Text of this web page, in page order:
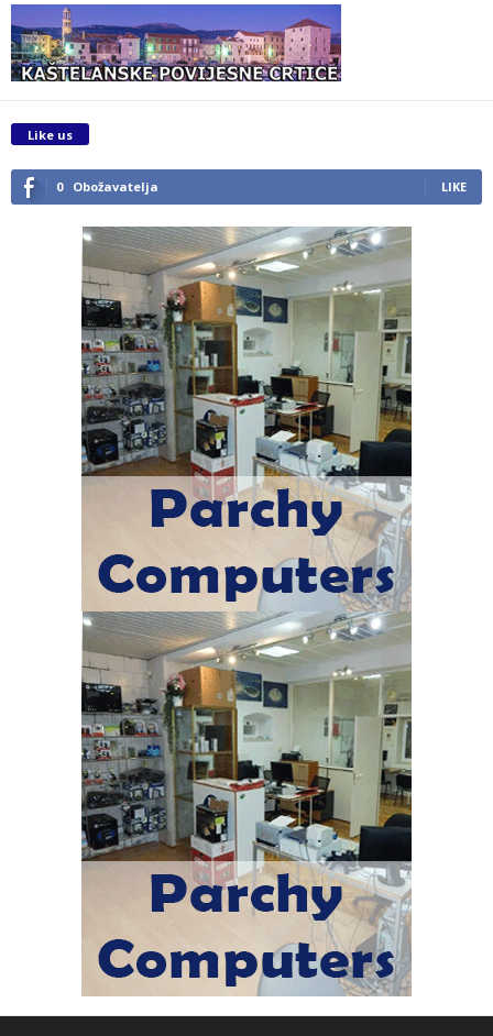
Like us
0 Obožavatelja LIKE